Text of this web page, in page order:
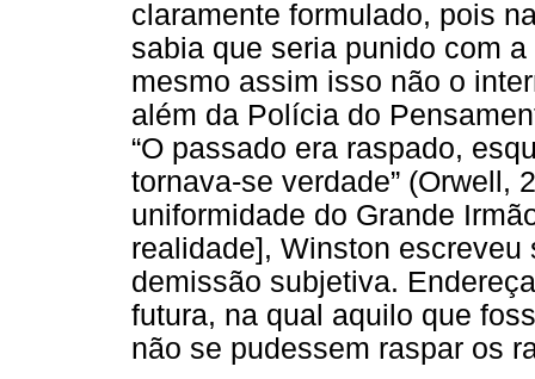
claramente formulado, pois
sabia que seria punido com
mesmo assim isso não o
além da Polícia do
“O passado era raspado,
tornava-se verdade” (Orwell,
uniformidade do Grande
realidade], Winston
demissão subjetiva.
futura, na qual aquilo que
não se pudessem raspar os